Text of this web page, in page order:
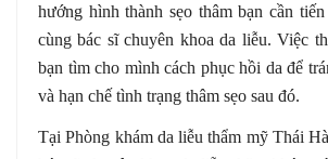
hướng hình thành sẹo thâm bạn cần
cùng bác sĩ chuyên khoa da liễu. Việc
bạn tìm cho mình cách phục hồi da để
và hạn chế tình trạng thâm sẹo sau đó.
Tại Phòng khám da liễu thẩm mỹ Thái